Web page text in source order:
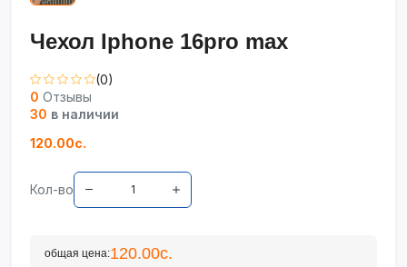
Чехол Iphone 16pro max
(0)
0 Отзывы
30 в наличии
120.00с.
Кол-во
общая цена:120.00с.